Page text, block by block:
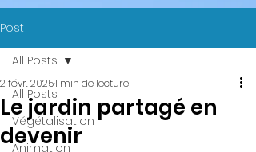
Post
All Posts
Végétalisation
Animation
All Posts
Le jardin partagé en
devenir
2 févr. 20251 min de lecture